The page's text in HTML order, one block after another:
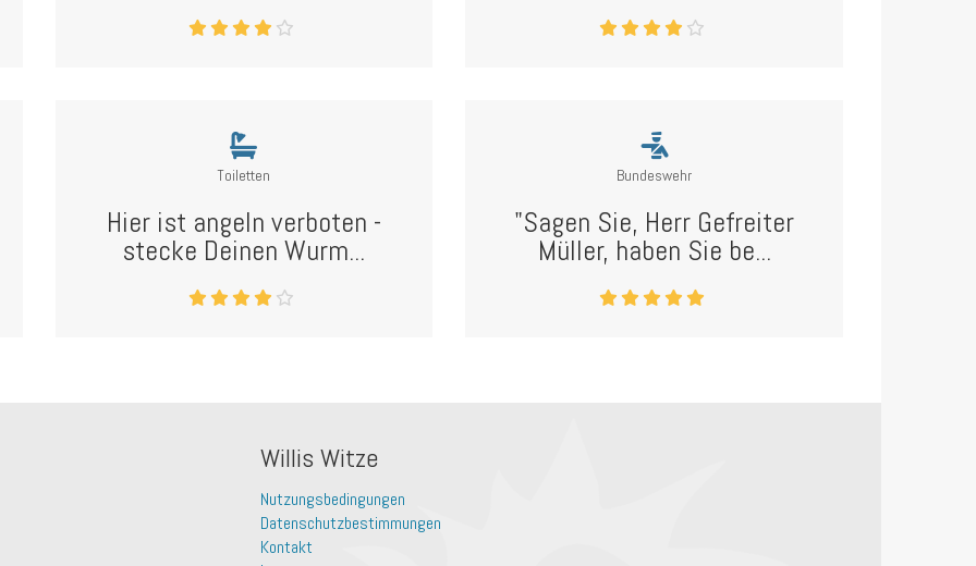
Toiletten
Hier ist angeln verboten -
stecke Deinen Wurm...
Bundeswehr
"Sagen Sie, Herr Gefreiter
Müller, haben Sie be...
Willis Witze
Nutzungsbedingungen
Datenschutzbestimmungen
Kontakt